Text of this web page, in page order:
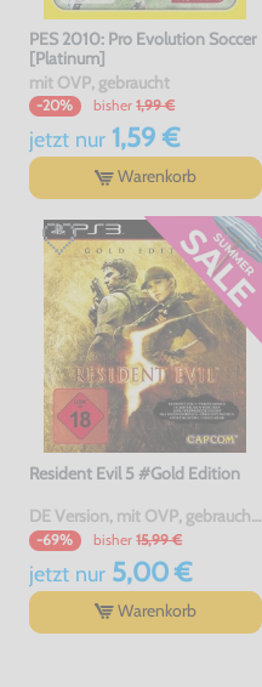
PES 2010: Pro Evolution Soccer
[Platinum]
mit OVP, gebraucht
-20% bisher 1,99 €
jetzt nur1,59 €
Warenkorb
Resident Evil 5 #Gold Edition
DE Version, mit OVP, gebraucht, USK18
-69% bisher 15,99 €
jetzt nur5,00 €
Warenkorb